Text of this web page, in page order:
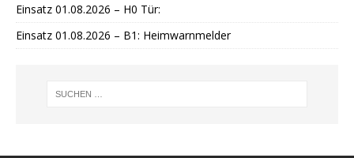
Einsatz 01.08.2026 – H0 Tür:
Einsatz 01.08.2026 – B1: Heimwarnmelder